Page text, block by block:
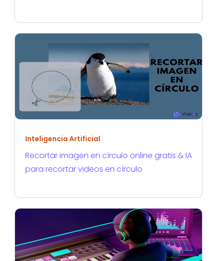
Inteligencia Artificial
Recortar imagen en círculo online gratis & IA
para recortar videos en círculo